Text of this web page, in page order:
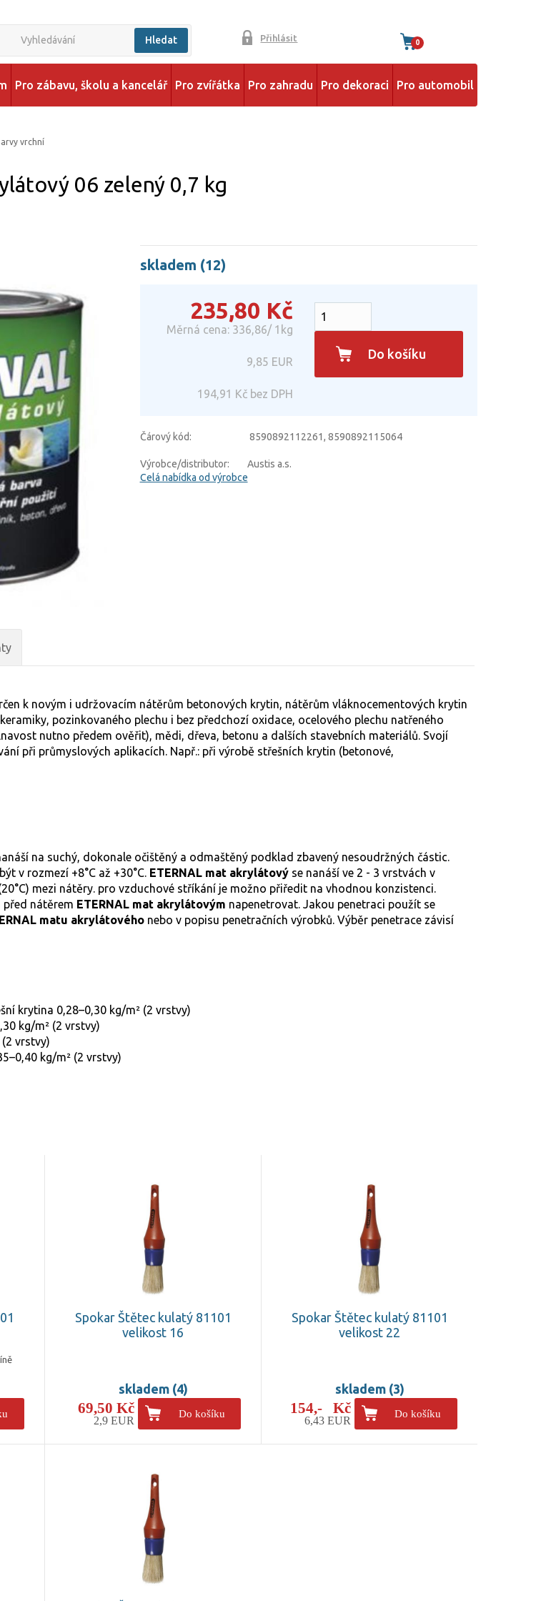
Hledat Přihlásit 0
Pro zábavu, školu a kancelář Pro zvířátka Pro zahradu Pro dekoraci Pro automobil
vrchní
06 zelený 0,7 kg
skladem (12)
235,80 Kč
Měrná cena: 336,86/ 1kg
9,85 EUR
194,91 Kč bez DPH
Do košíku
Čárový kód: 8590892112261, 8590892115064
Výrobce/distributor:
Austis a.s.
Celá nabídka od výrobce
k novým i udržovacím nátěrům betonových krytin, nátěrům vláknocementových krytin
pozinkovaného plechu i bez předchozí oxidace, ocelového plechu natřeného
nutno předem ověřit), mědi, dřeva, betonu a dalších stavebních materiálů. Svojí
při průmyslových aplikacích. Např.: při výrobě střešních krytin (betonové,
na suchý, dokonale očištěný a odmaštěný podklad zbavený nesoudržných částic.
v rozmezí +8°C až +30°C. ETERNAL mat akrylátovýse nanáší ve 2 - 3 vrstvách v
mezi nátěry. pro vzduchové stříkání je možno přiředit na vhodnou konzistenci.
před nátěrem ETERNAL mat akrylátovým napenetrovat. Jakou penetraci použít se
matu akrylátovéhonebo v popisu penetračních výrobků. Výběr penetrace závisí
krytina 0,28–0,30 kg/m² (2 vrstvy)
kg/m² (2 vrstvy)
(2 vrstvy)
kg/m² (2 vrstvy)
Spokar Štětec kulatý 81101
velikost 16
skladem (4)
69,50 Kč
2,9 EUR
Do košíku
Spokar Štětec kulatý 81101
velikost 22
skladem (3)
154,- Kč
6,43 EUR
Do košíku